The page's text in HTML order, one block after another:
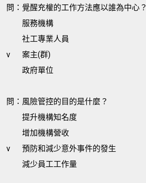
問：覺醒充權的工作方法應以誰為中心？
服務機構
社工專業人員
v
案主(群)
政府單位
問：風險管控的目的是什麼？
提升機構知名度
增加機構營收
v
預防和減少意外事件的發生
減少員工工作量